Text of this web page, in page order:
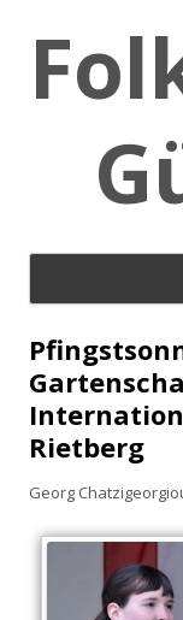
Skip to content
Rietberg
Georg